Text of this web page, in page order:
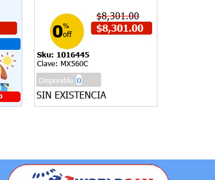
SIN EXISTENCIA
Disponible 0
Sku: 1016445
Clave: MX560C
$8,301.00
$8,301.00
0%
off